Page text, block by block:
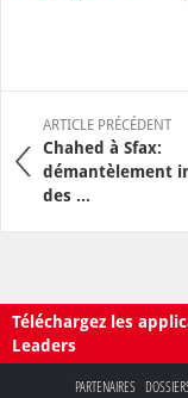
ARTICLE PRÉCÉDENT
Chahed à Sfax:
démantèlement
des ...
Téléchargez les
Leaders
PARTENAIRES